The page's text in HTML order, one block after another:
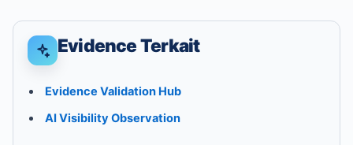
Evidence Terkait
Evidence Validation Hub
AI Visibility Observation